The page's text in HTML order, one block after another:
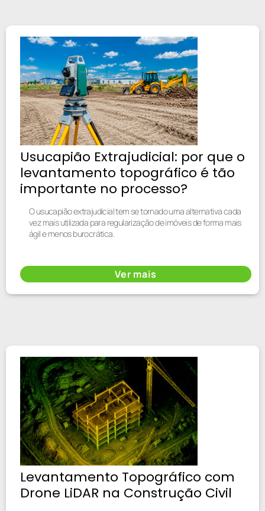
Usucapião Extrajudicial: por que o
levantamento topográfico é tão
importante no processo?
O usucapião extrajudicial tem se tornado uma alternativa cada
vez mais utilizada para regularização de imóveis de forma mais
ágil e menos burocrática.
Ver mais
Levantamento Topográfico com
Drone LiDAR na Construção Civil